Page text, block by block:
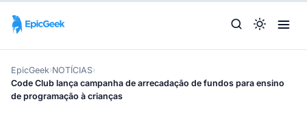
EpicGeek›NOTÍCIAS›
Code Club lança campanha de arrecadação de fundos para ensino
de programação à crianças